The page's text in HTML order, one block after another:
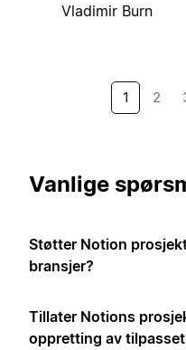
Vladimir Burn
1 2
Vanlige
Støtter Notion
bransjer?
Tillater Notions
oppretting av